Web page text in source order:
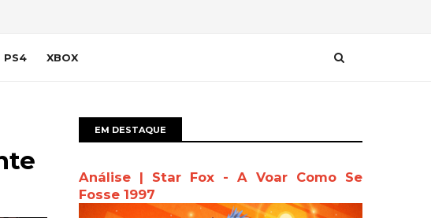
PS4 XBOX
EM DESTAQUE
Análise | Star Fox - A Voar Como Se
Fosse 1997